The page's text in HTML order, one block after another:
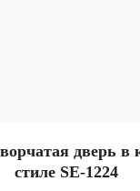
дверь в
стиле SE-1224